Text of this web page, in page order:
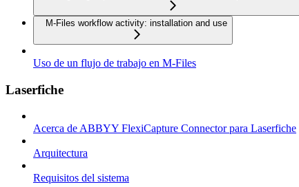
M-Files workflow activity: installation and use
Uso de un flujo de trabajo en M-Files
Laserfiche
Acerca de ABBYY FlexiCapture Connector para Laserfiche
Arquitectura
Requisitos del sistema